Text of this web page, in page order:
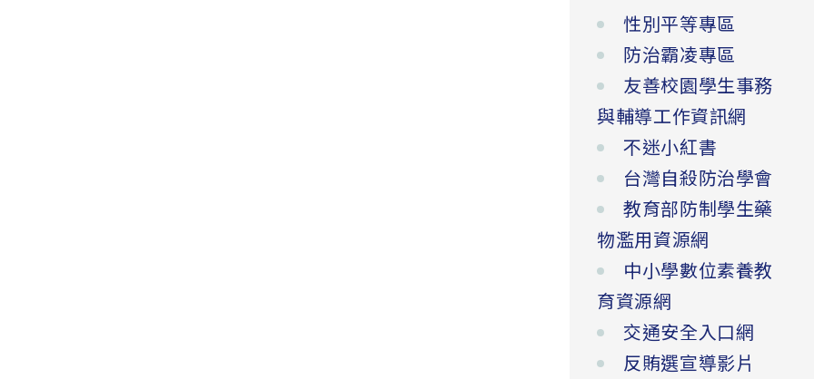
性別平等專區
防治霸凌專區
友善校園學生事務
與輔導工作資訊網
不迷小紅書
台灣自殺防治學會
教育部防制學生藥
物濫用資源網
中小學數位素養教
育資源網
交通安全入口網
反賄選宣導影片